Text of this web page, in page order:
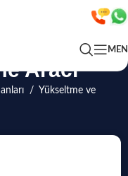
Aracı
/
Yükseltme ve